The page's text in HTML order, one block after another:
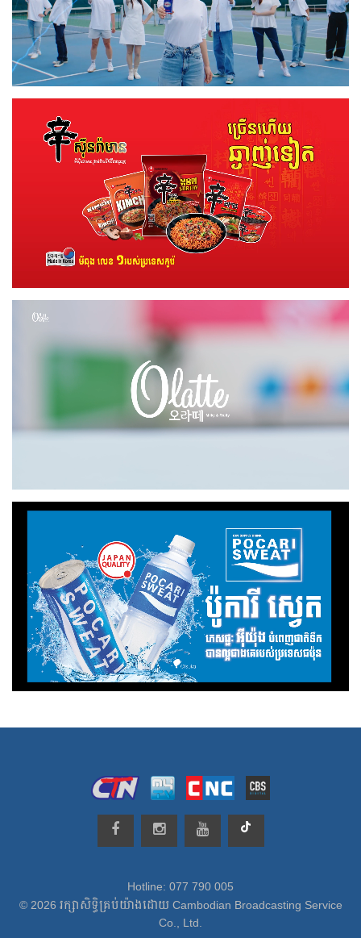
Hotline: 077 790 005
© 2026 រក្សាសិទ្ធិគ្រប់យ៉ាងដោយ Cambodian Broadcasting Service
Co., Ltd.